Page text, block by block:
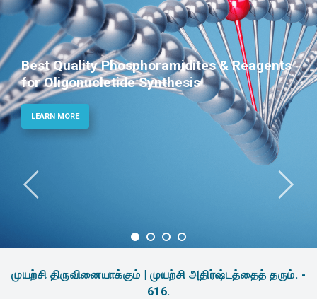
Best Quality Phosphoramidites & Reagents
for Oligonucletide Synthesis
LEARN MORE
முயற்சி திருவினையாக்கும் | முயற்சி அதிர்ஷ்டத்தைத் தரும். -
616.